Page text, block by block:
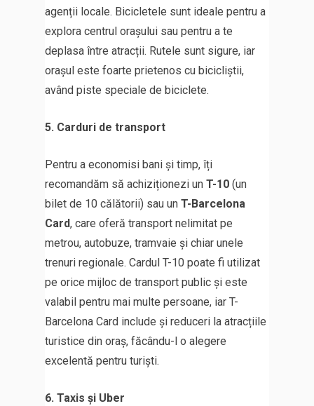
agenții locale. Bicicletele sunt ideale pentru a
explora centrul orașului sau pentru a te
deplasa între atracții. Rutele sunt sigure, iar
orașul este foarte prietenos cu bicicliștii,
având piste speciale de biciclete.
5. Carduri de transport
Pentru a economisi bani și timp, îți
recomandăm să achiziționezi un T-10 (un
bilet de 10 călătorii) sau un T-Barcelona
Card, care oferă transport nelimitat pe
metrou, autobuze, tramvaie și chiar unele
trenuri regionale. Cardul T-10 poate fi utilizat
pe orice mijloc de transport public și este
valabil pentru mai multe persoane, iar T-
Barcelona Card include și reduceri la atracțiile
turistice din oraș, făcându-l o alegere
excelentă pentru turiști.
6. Taxis și Uber